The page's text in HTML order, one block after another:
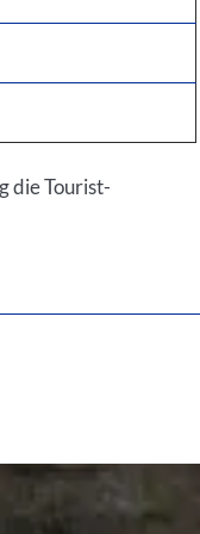
die Tourist-